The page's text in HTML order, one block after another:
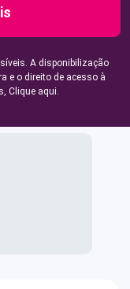
A disponibilização
e o direito de acesso à
Clique aqui.